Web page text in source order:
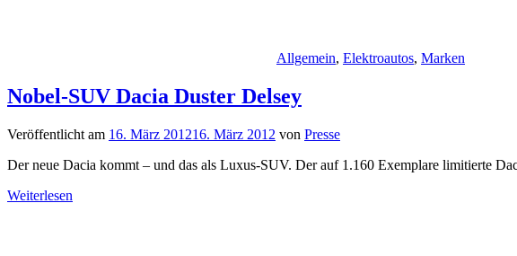
Allgemein, Elektroautos, Marken
Nobel-SUV Dacia Duster Delsey
Veröffentlicht am 16. März 201216. März 2012 von Presse
Der neue Dacia kommt – und das als Luxus-SUV. Der auf 1.160 Exemplare limitierte
Weiterlesen